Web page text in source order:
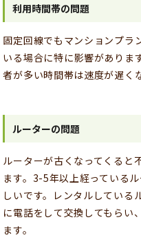
利用時間帯の問題
固定回線でもマンションプラ
いる場合に特に影響がありま
者が多い時間帯は速度が遅く
ルーターの問題
ルーターが古くなってくると
ます。3-5年以上経っている
しいです。レンタルしている
に電話をして交換してもらい
ます。